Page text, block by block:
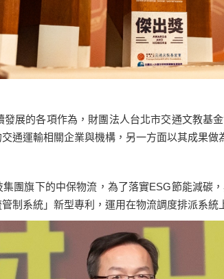
展的各項作為，財團法人台北市交通文教基
通運輸相關企業與機構，另一方面以其成果
團旗下的中保物流，為了落實ESG節能減碳
制系統」新型專利，運用在物流調度排派系統